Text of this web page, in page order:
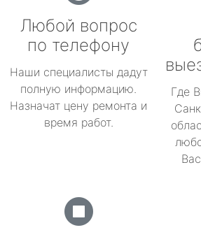
Любой вопрос
по телефону
Наши специалисты дадут
полную информацию.
Назначат цену ремонта и
время работ.
Где